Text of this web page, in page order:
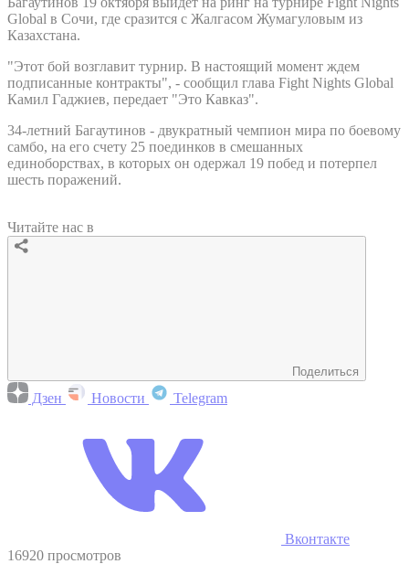
Global в Сочи, где сразится с Жалгасом Жумагуловым из
Казахстана.
"Этот бой возглавит турнир. В настоящий момент ждем
подписанные контракты", - сообщил глава Fight Nights Global
Камил Гаджиев, передает "Это Кавказ".
34-летний Багаутинов - двукратный чемпион мира по боевому
самбо, на его счету 25 поединков в смешанных
единоборствах, в которых он одержал 19 побед и потерпел
шесть поражений.
Читайте нас в
Поделиться
Дзен Новости Telegram
Вконтакте
16920 просмотров